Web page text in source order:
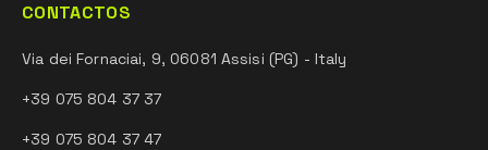
CONTACTOS
Via dei Fornaciai, 9, 06081 Assisi (PG) - Italy
+39 075 804 37 37
+39 075 804 37 47